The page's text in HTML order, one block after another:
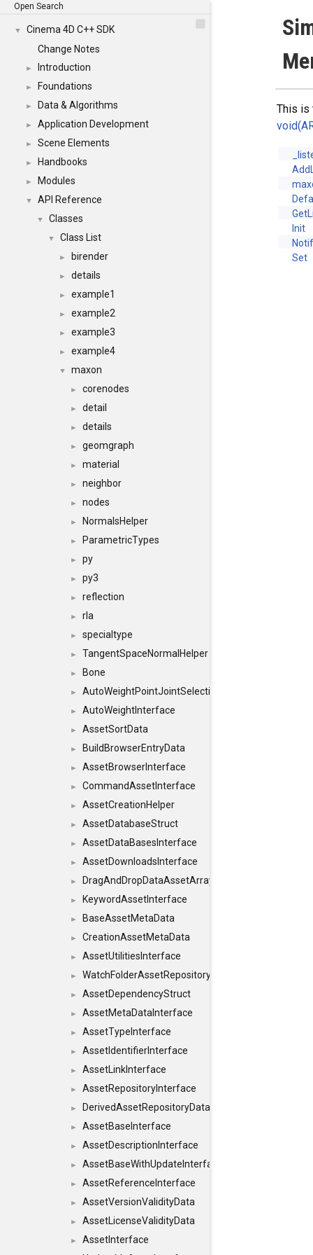
Open Search
▼
Cinema 4D C++ SDK
Change Notes
► Introduction
► Foundations
► Data & Algorithms
► Application Development
► Scene Elements
► Handbooks
► Modules
▼ API Reference
▼ Classes
▼ Class List
► birender
► details
► example1
► example2
► example3
► example4
▼ maxon
► corenodes
► detail
► details
► geomgraph
► material
► neighbor
► nodes
► NormalsHelper
► ParametricTypes
► py
► py3
► reflection
► rla
► specialtype
► TangentSpaceNormalHelper
► Bone
► AutoWeightPointJointSelections
► AutoWeightInterface
► AssetSortData
► BuildBrowserEntryData
► AssetBrowserInterface
► CommandAssetInterface
► AssetCreationHelper
► AssetDatabaseStruct
► AssetDataBasesInterface
► AssetDownloadsInterface
► DragAndDropDataAssetArray
► KeywordAssetInterface
► BaseAssetMetaData
► CreationAssetMetaData
► AssetUtilitiesInterface
► WatchFolderAssetRepositoryInterface
► AssetDependencyStruct
► AssetMetaDataInterface
► AssetTypeInterface
► AssetIdentifierInterface
► AssetLinkInterface
► AssetRepositoryInterface
► DerivedAssetRepositoryDataInterface
► AssetBaseInterface
► AssetDescriptionInterface
► AssetBaseWithUpdateInterface
► AssetReferenceInterface
► AssetVersionValidityData
► AssetLicenseValidityData
►
AssetInterface
This
Init
Set